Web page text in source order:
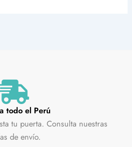
todo el Perú
tu puerta. Consulta nuestras
de envío.